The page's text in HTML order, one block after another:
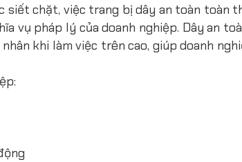
siết chặt, việc trang bị dây an toàn toàn
vụ pháp lý của doanh nghiệp. Dây an
khi làm việc trên cao, giúp doanh